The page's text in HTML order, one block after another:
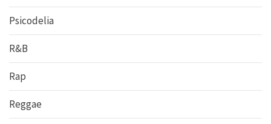
Psicodelia
R&B
Rap
Reggae